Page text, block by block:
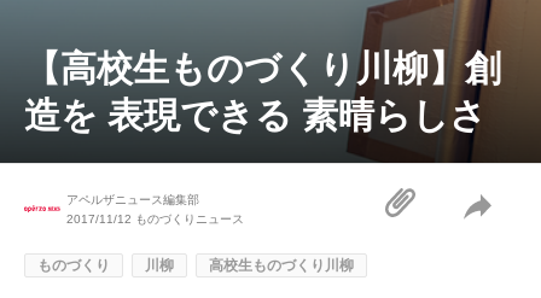
【高校生ものづくり川柳】創
造を 表現できる 素晴らしさ
アペルザニュース編集部
2017/11/12 ものづくりニュース
ものづくり 川柳 高校生ものづくり川柳